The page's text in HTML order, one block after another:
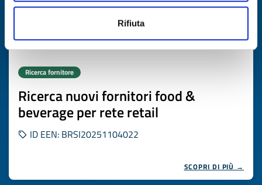
Rifiuta
Ricerca fornitore
Ricerca nuovi fornitori food &
beverage per rete retail
ID EEN: BRSI20251104022
SCOPRI DI PIÙ →